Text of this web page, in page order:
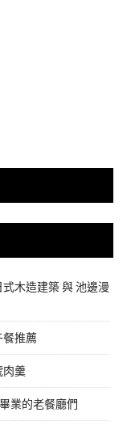
木造建築 與 池邊漫
餐推薦
肉羹
業的老餐廳們